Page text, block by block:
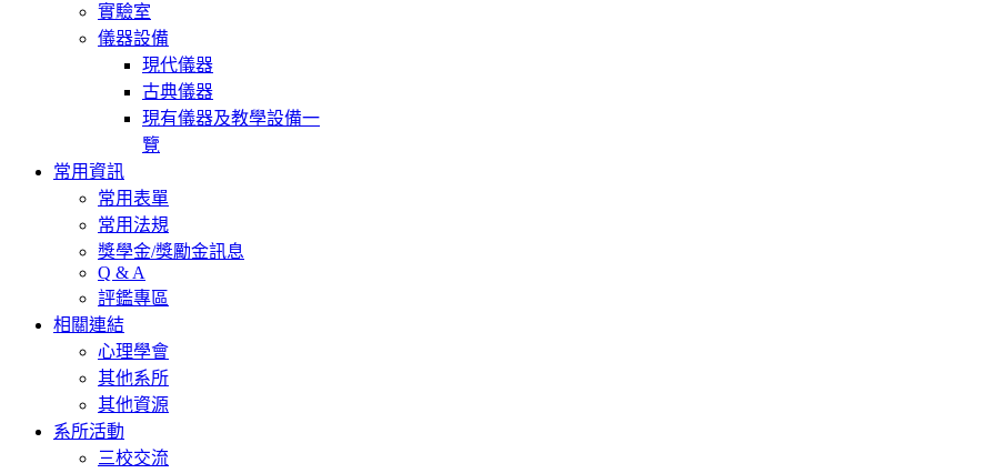
實驗室
儀器設備
現代儀器
古典儀器
現有儀器及教學設備一
覽
常用資訊
常用表單
常用法規
獎學金/獎勵金訊息
Q & A
評鑑專區
相關連結
心理學會
其他系所
其他資源
系所活動
三校交流